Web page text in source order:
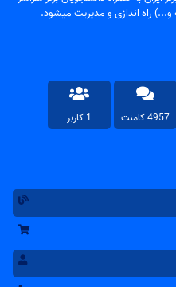
و...) راه اندازی و مدیریت میشود.
4957 کامنت 1 کاربر